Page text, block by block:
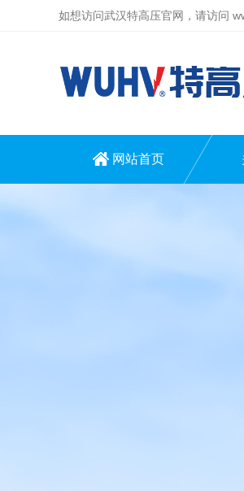
如想访问武汉特高压官网，请访问
网站首页